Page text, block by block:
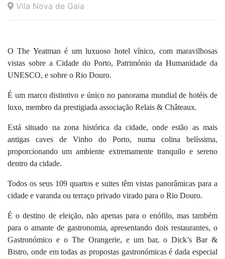
Vila Nova de Gaia
O The Yeatman é um luxuoso hotel vínico, com maravilhosas
vistas sobre a Cidade do Porto, Património da Humanidade da
UNESCO, e sobre o Rio Douro.
É um marco distintivo e único no panorama mundial de hotéis de
luxo, membro da prestigiada associação Relais & Châteaux.
Está situado na zona histórica da cidade, onde estão as mais
antigas caves de Vinho do Porto, numa colina belíssima,
proporcionando um ambiente extremamente tranquilo e sereno
dentro da cidade.
Todos os seus 109 quartos e suites têm vistas panorâmicas para a
cidade e varanda ou terraço privado virado para o Rio Douro.
É o destino de eleição, não apenas para o enófilo, mas também
para o amante de gastronomia, apresentando dois restaurantes, o
Gastronómico e o The Orangerie, e um bar, o Dick’s Bar &
Bistro, onde em todas as propostas gastronómicas é dada especial